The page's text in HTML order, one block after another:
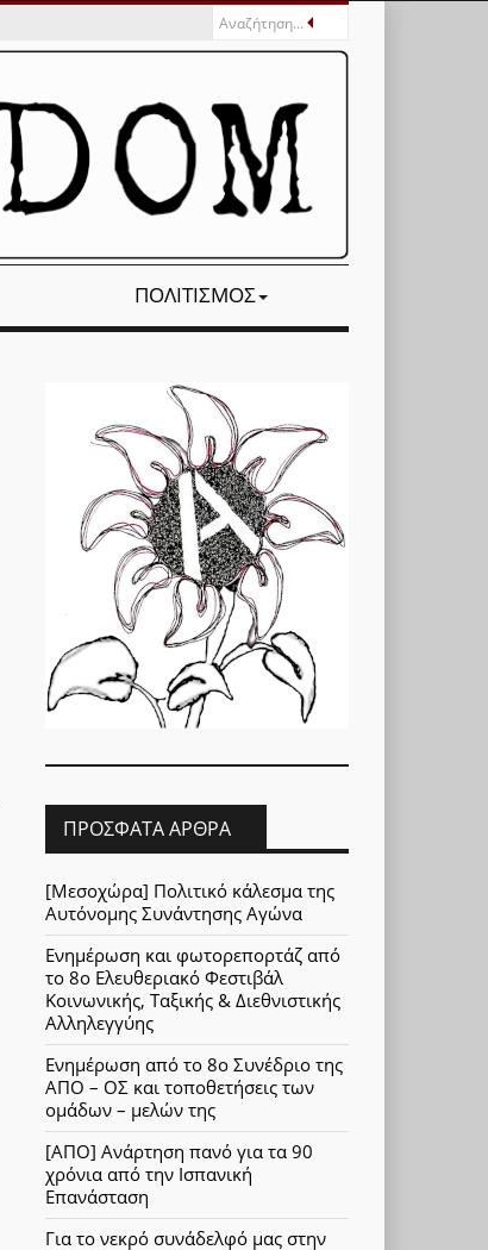
ΠΟΛΙΤΙΣΜΌΣ
ΠΡΌΣΦΑΤΑ ΆΡΘΡΑ
[Μεσοχώρα] Πολιτικό κάλεσμα της
Αυτόνομης Συνάντησης Αγώνα
Ενημέρωση και φωτορεπορτάζ από
το 8ο Ελευθεριακό Φεστιβάλ
Κοινωνικής, Ταξικής & Διεθνιστικής
Αλληλεγγύης
Ενημέρωση από το 8ο Συνέδριο της
ΑΠΟ – ΟΣ και τοποθετήσεις των
ομάδων – μελών της
[ΑΠΟ] Ανάρτηση πανό για τα 90
χρόνια από την Ισπανική
Επανάσταση
Για το νεκρό συνάδελφό μας στην